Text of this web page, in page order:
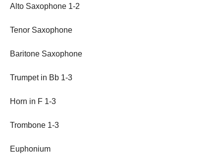
Alto Saxophone 1-2
Tenor Saxophone
Baritone Saxophone
Trumpet in Bb 1-3
Horn in F 1-3
Trombone 1-3
Euphonium